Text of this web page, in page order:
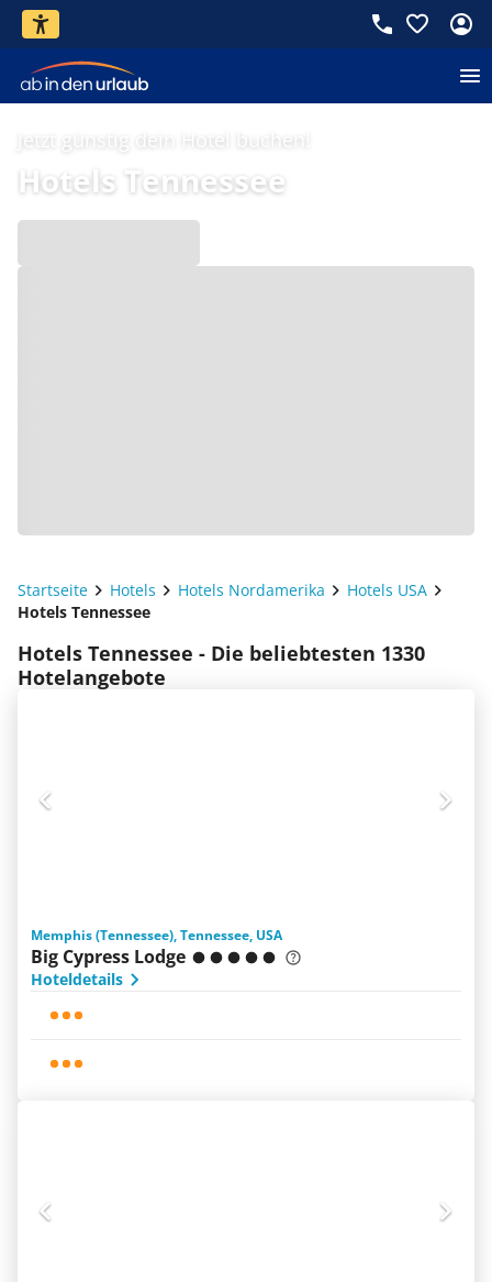
Jetzt günstig dein Hotel buchen!
Hotels Tennessee
Startseite Hotels Hotels Nordamerika
Hotels USA
Hotels Tennessee
Hotels Tennessee - Die beliebtesten 1330
Hotelangebote
Memphis (Tennessee), Tennessee, USA
Big Cypress Lodge
Hoteldetails